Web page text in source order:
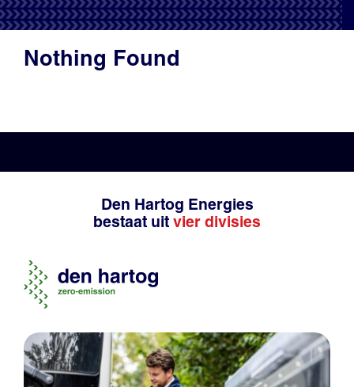
Productadvies
Nothing Found
Den Hartog Energies
bestaat uit vier divisies